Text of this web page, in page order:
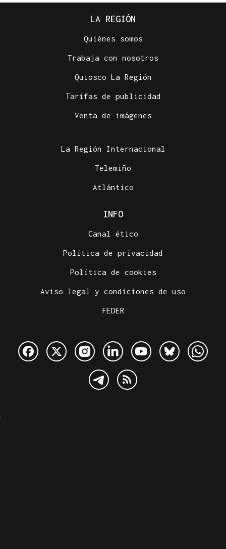
LA REGIÓN
Quiénes somos
Trabaja con nosotros
Quiosco La Región
Tarifas de publicidad
Venta de imágenes
La Región Internacional
Telemiño
Atlántico
INFO
Canal ético
Política de privacidad
Política de cookies
Aviso legal y condiciones de uso
FEDER